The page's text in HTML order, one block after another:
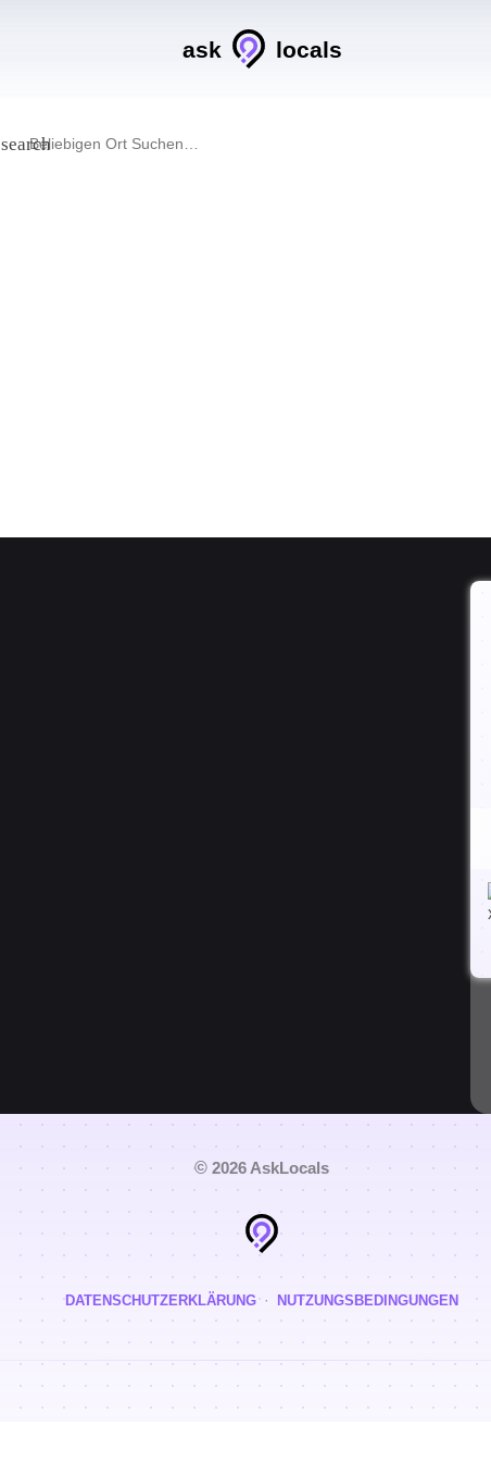
ask locals
search
© 2026 AskLocals
DATENSCHUTZERKLÄRUNG · NUTZUNGSBEDINGUNGEN